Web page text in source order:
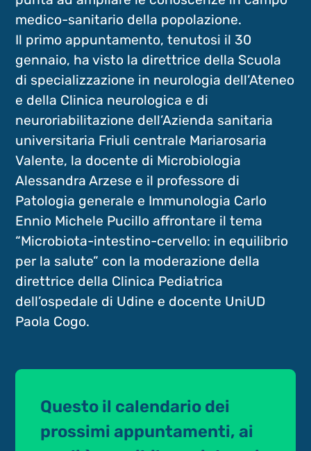
medico-sanitario della popolazione.
Il primo appuntamento, tenutosi il 30
gennaio, ha visto la direttrice della Scuola
di specializzazione in neurologia dell’Ateneo
e della Clinica neurologica e di
neuroriabilitazione dell’Azienda sanitaria
universitaria Friuli centrale Mariarosaria
Valente, la docente di Microbiologia
Alessandra Arzese e il professore di
Patologia generale e Immunologia Carlo
Ennio Michele Pucillo affrontare il tema
“Microbiota-intestino-cervello: in equilibrio
per la salute” con la moderazione della
direttrice della Clinica Pediatrica
dell’ospedale di Udine e docente UniUD
Paola Cogo.
Questo il calendario dei
prossimi appuntamenti, ai